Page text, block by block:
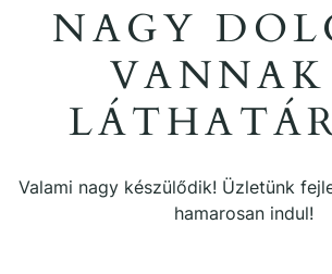
NAGY
Valami nagy készülődik! Üzletünk
hamarosan indul!